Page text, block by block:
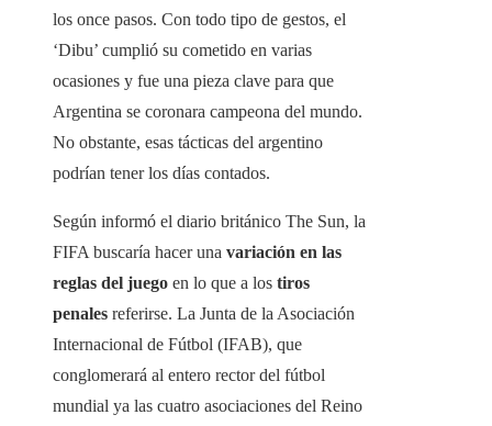
los once pasos. Con todo tipo de gestos, el
‘Dibu’ cumplió su cometido en varias
ocasiones y fue una pieza clave para que
Argentina se coronara campeona del mundo.
No obstante, esas tácticas del argentino
podrían tener los días contados.
Según informó el diario británico The Sun, la
FIFA buscaría hacer una variación en las
reglas del juego en lo que a los tiros
penales referirse. La Junta de la Asociación
Internacional de Fútbol (IFAB), que
conglomerará al entero rector del fútbol
mundial ya las cuatro asociaciones del Reino